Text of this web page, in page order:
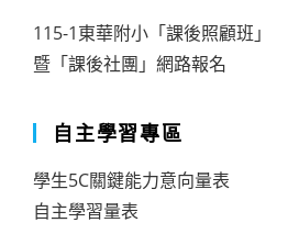
115-1東華附小「課後照顧班」
暨「課後社團」網路報名
自主學習專區
學生5C關鍵能力意向量表
自主學習量表